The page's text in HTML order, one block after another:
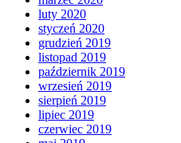
luty 2020
styczeń 2020
grudzień 2019
listopad 2019
październik 2019
wrzesień 2019
sierpień 2019
lipiec 2019
czerwiec 2019